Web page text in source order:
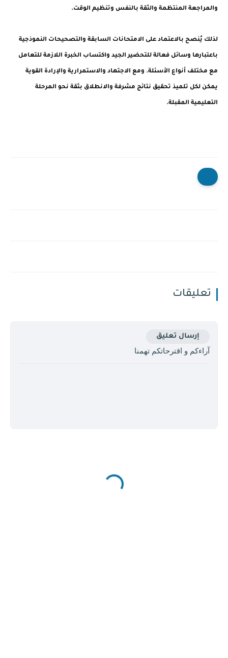
والمراجعة المنتظمة والثقة بالنفس وتنظيم الوقت.
لذلك يُنصح بالاعتماد على الامتحانات السابقة والتصحيحات النموذجية
باعتبارها وسائل فعالة للتحضير الجيد واكتساب الخبرة اللازمة للتعامل
مع مختلف أنواع الأسئلة. ومع الاجتهاد والاستمرارية والإرادة القوية
يمكن لكل تلميذ تحقيق نتائج مشرفة والانطلاق بثقة نحو المرحلة
التعليمية المقبلة.
تعليقات
إرسال تعليق
آراءكم و اقترحاتكم تهمنا